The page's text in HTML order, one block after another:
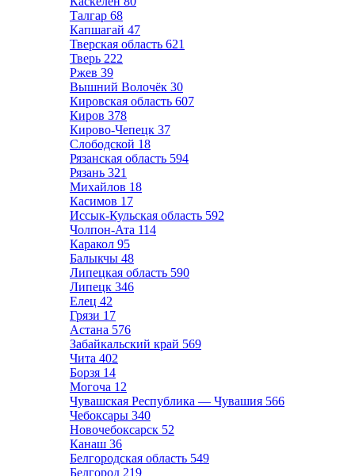
Талгар 68
Капшагай 47
Тверская область 621
Тверь 222
Ржев 39
Вышний Волочёк 30
Кировская область 607
Киров 378
Кирово-Чепецк 37
Слободской 18
Рязанская область 594
Рязань 321
Михайлов 18
Касимов 17
Иссык-Кульская область 592
Чолпон-Ата 114
Каракол 95
Балыкчы 48
Липецкая область 590
Липецк 346
Елец 42
Грязи 17
Астана 576
Забайкальский край 569
Чита 402
Борзя 14
Могоча 12
Чувашская Республика — Чувашия 566
Чебоксары 340
Новочебоксарск 52
Канаш 36
Белгородская область 549
Белгород 219